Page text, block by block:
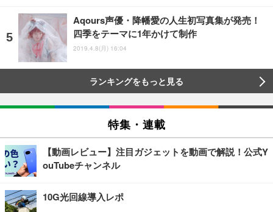
Aqours声優・降幡愛の人生初写真集が発売！
四季をテーマに1年かけて制作
2019.4.8(月) 16:04
ランキングをもっと見る
特集・連載
【動画レビュー】注目ガジェットを動画で解説！公式Y
ouTubeチャンネル
10G光回線導入レポ